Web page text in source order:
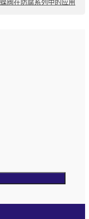
蝶阀在防腐系列中的应用